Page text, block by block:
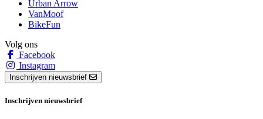
Urban Arrow
VanMoof
BikeFun
Volg ons
Facebook
Instagram
Inschrijven nieuwsbrief
Inschrijven nieuwsbrief